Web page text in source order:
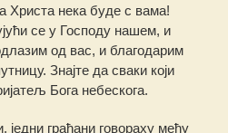
Христа нека буде с вама!
се у Господу нашем, и
од вас, и благодарим
Знајте да сваки који
Бога небескога.
грађани говораху међу